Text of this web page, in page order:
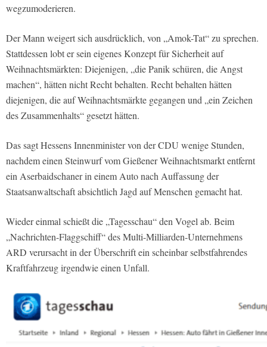
wegzumoderieren.
Der Mann weigert sich ausdrücklich, von „Amok-Tat“ zu sprechen.
Stattdessen lobt er sein eigenes Konzept für Sicherheit auf
Weihnachtsmärkten: Diejenigen, „die Panik schüren, die Angst
machen“, hätten nicht Recht behalten. Recht behalten hätten
diejenigen, die auf Weihnachtsmärkte gegangen und „ein Zeichen
des Zusammenhalts“ gesetzt hätten.
Das sagt Hessens Innenminister von der CDU wenige Stunden,
nachdem einen Steinwurf vom Gießener Weihnachtsmarkt entfernt
ein Aserbaidschaner in einem Auto nach Auffassung der
Staatsanwaltschaft absichtlich Jagd auf Menschen gemacht hat.
Wieder einmal schießt die „Tagesschau“ den Vogel ab. Beim
„Nachrichten-Flaggschiff“ des Multi-Milliarden-Unternehmens
ARD verursacht in der Überschrift ein scheinbar selbstfahrendes
Kraftfahrzeug irgendwie einen Unfall.